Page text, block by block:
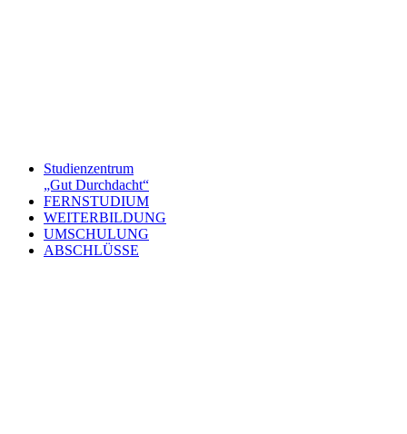
Studienzentrum
„Gut Durchdacht“
FERNSTUDIUM
WEITERBILDUNG
UMSCHULUNG
ABSCHLÜSSE